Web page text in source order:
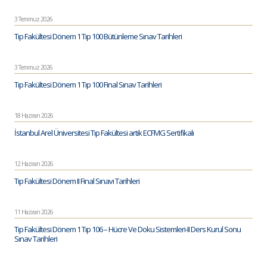
3 Temmuz 2026
Tıp Fakültesi Dönem 1 Tıp 100 Bütünleme Sınav Tarihleri
3 Temmuz 2026
Tıp Fakültesi Dönem 1 Tıp 100 Final Sınav Tarihleri
18 Haziran 2026
İstanbul Arel Üniversitesi Tıp Fakültesi artık ECFMG Sertifikalı
12 Haziran 2026
Tıp Fakültesi Dönem II Final Sınavı Tarihleri
11 Haziran 2026
Tıp Fakültesi Dönem 1 Tıp 106 – Hücre Ve Doku Sistemleri-II Ders Kurul Sonu
Sınav Tarihleri